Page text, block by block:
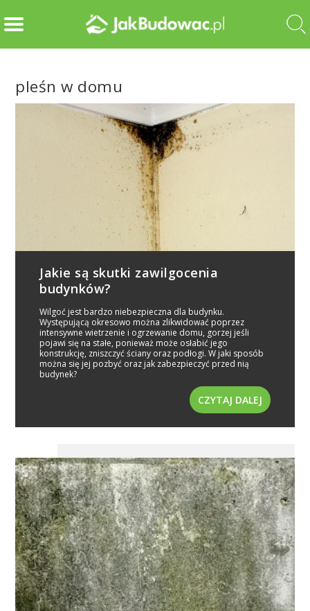
pleśn w domu
Jakie są skutki zawilgocenia
budynków?
Wilgoć jest bardzo niebezpieczna dla budynku.
Występującą okresowo można zlikwidować poprzez
intensywne wietrzenie i ogrzewanie domu, gorzej jeśli
pojawi się na stałe, ponieważ może osłabić jego
konstrukcję, zniszczyć ściany oraz podłogi. W jaki sposób
można się jej pozbyć oraz jak zabezpieczyć przed nią
budynek?
CZYTAJ DALEJ